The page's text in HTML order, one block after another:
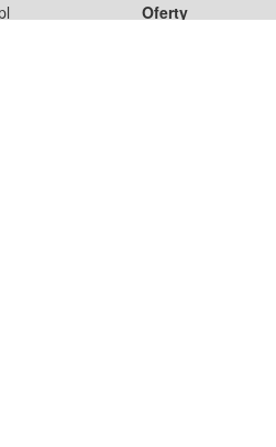
Oferty